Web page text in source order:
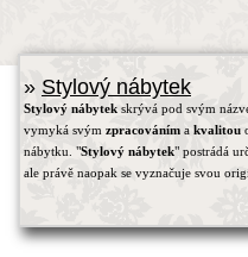
» Stylový nábytek
Stylový nábytek skrývá pod svým
vymyká svým zpracováním a kvalitou
nábytku. "Stylový nábytek" postrádá
ale právě naopak se vyznačuje svou